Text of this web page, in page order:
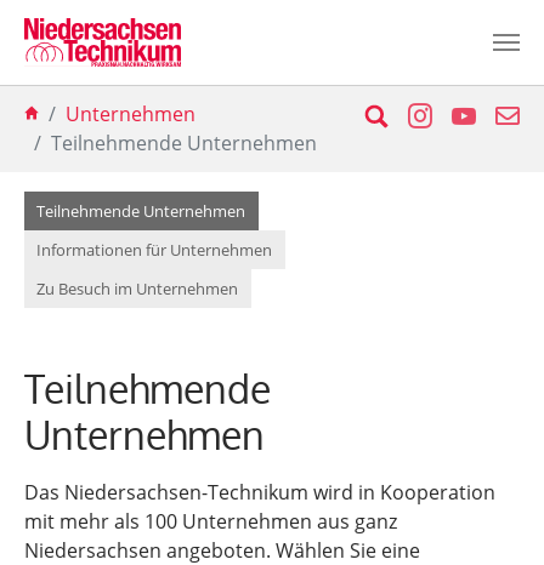
SucheInstagramE-
Unternehmen
Teilnehmende Unternehmen
Teilnehmende Unternehmen
Informationen für Unternehmen
Zu Besuch im Unternehmen
Teilnehmende
Unternehmen
Das Niedersachsen-Technikum wird in Kooperation
mit mehr als 100 Unternehmen aus ganz
Niedersachsen angeboten. Wählen Sie eine